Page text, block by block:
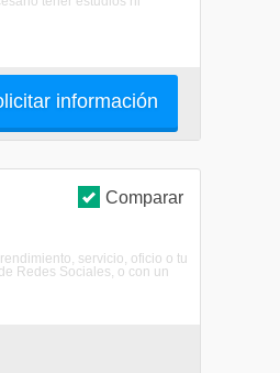
información
Comparar
servicio, oficio o tu
Redes Sociales, o con un